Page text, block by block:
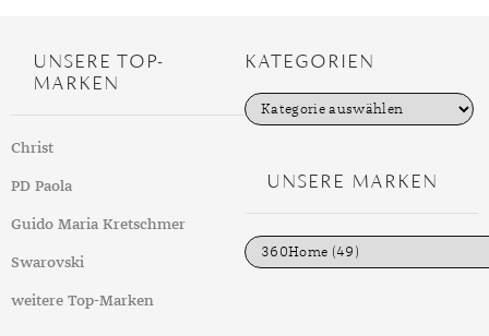
UNSERE TOP-
MARKEN
Christ
PD Paola
Guido Maria Kretschmer
Swarovski
weitere Top-Marken
KATEGORIEN
K
a
e
n
UNSERE MARKEN